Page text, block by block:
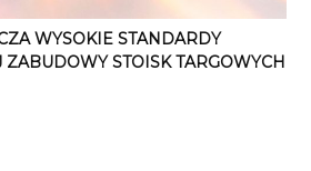
WYSOKIE STANDARDY
STOISK TARGOWYCH